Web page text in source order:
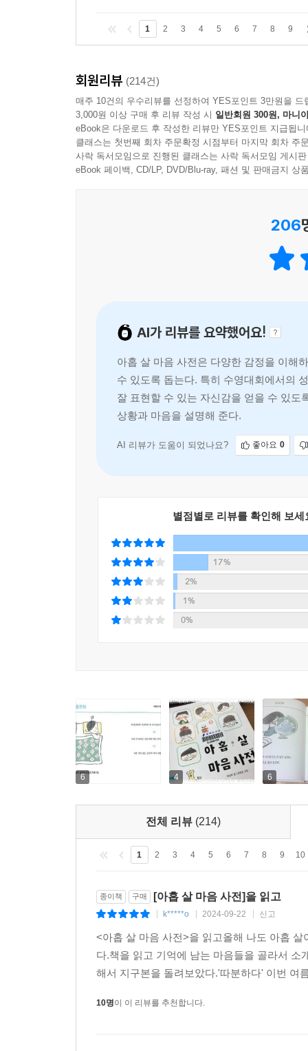
1 2 3 4 5 6 7 8 9
회원리뷰 (214건)
매주 10건의 우수리뷰를 선정하여 YES포인트 3만원을 드
3,000원 이상 구매 후 리뷰 작성 시 일반회원 300원, 마니
eBook은 다운로드 후 작성한 리뷰만 YES포인트 지급됩니
클래스는 첫번째 회차 주문확정 시점부터 마지막 회차 주
사락 독서모임으로 진행된 클래스는 사락 독서모임 게시
eBook 페이백, CD/LP, DVD/Blu-ray, 패션 및 판매금지 상
206
AI가 리뷰를 요약했어요!
아홉 살 마음 사전은 다양한 감정을 이해
수 있도록 돕는다. 특히 수영대회에서의
잘 표현할 수 있는 자신감을 얻을 수 있도
상황과 마음을 설명해 준다.
AI 리뷰가 도움이 되었나요? 좋아요 0
별점별로 리뷰를 확인해 보세
17%
2%
1%
0%
6 4 6
전체 리뷰 (214)
1 2 3 4 5 6 7 8 9 10
종이책 구매 [아홉 살 마음 사전]을 읽고
k*****o 2024-09-22 신고
<아홉 살 마음 사전>을 읽고올해 나도 아홉
다.책을 읽고 기억에 남는 마음들을 골라서
해서 지구본을 돌려보았다.'따분하다' 이번 여
10명이 이 리뷰를 추천합니다.